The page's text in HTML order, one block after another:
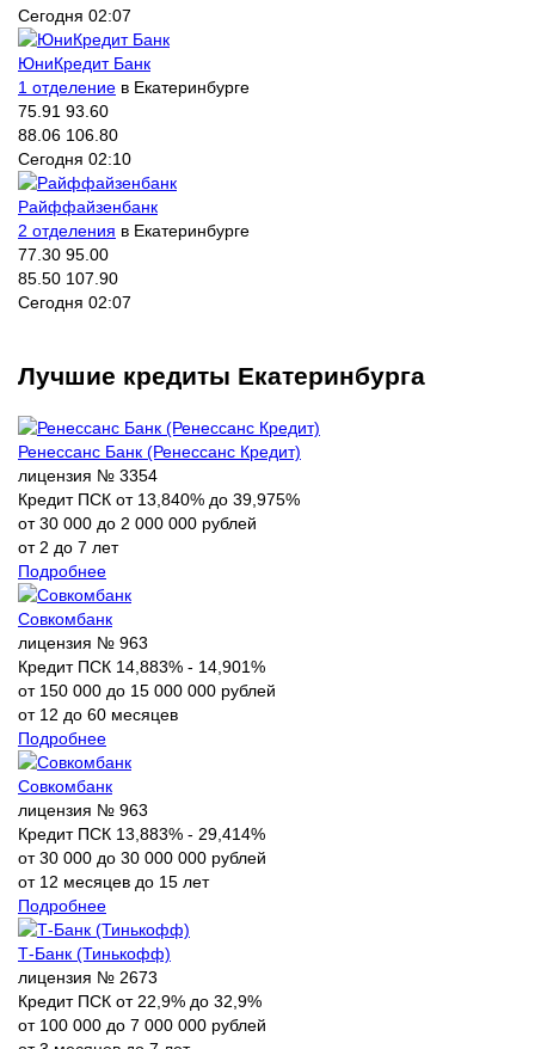
Сегодня 02:07
ЮниКредит Банк
1 отделение в Екатеринбурге
75.91 93.60
88.06 106.80
Сегодня 02:10
Райффайзенбанк
2 отделения в Екатеринбурге
77.30 95.00
85.50 107.90
Сегодня 02:07
Лучшие кредиты Екатеринбурга
Ренессанс Банк (Ренессанс Кредит)
лицензия № 3354
Кредит ПСК от 13,840% до 39,975%
от 30 000 до 2 000 000 рублей
от 2 до 7 лет
Подробнее
Совкомбанк
лицензия № 963
Кредит ПСК 14,883% - 14,901%
от 150 000 до 15 000 000 рублей
от 12 до 60 месяцев
Подробнее
Совкомбанк
лицензия № 963
Кредит ПСК 13,883% - 29,414%
от 30 000 до 30 000 000 рублей
от 12 месяцев до 15 лет
Подробнее
Т-Банк (Тинькофф)
лицензия № 2673
Кредит ПСК от 22,9% до 32,9%
от 100 000 до 7 000 000 рублей